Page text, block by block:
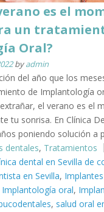
es el
un
Oral?
byadmin
del año que los
de Implantología
el verano es el
tu sonrisa. En Clínica
poniendo solución a
dentales, Tratamientos
dental en Sevilla de
en Sevilla,
Implantología oral,
, salud oral